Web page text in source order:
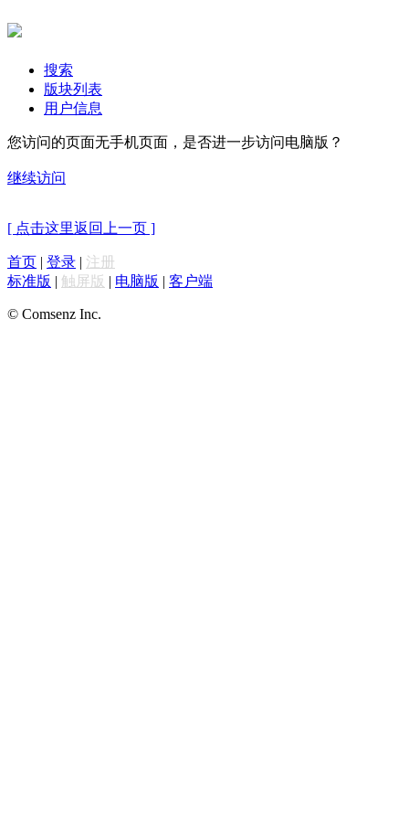
搜索
版块列表
用户信息
您访问的页面无手机页面，是否进一步访问电脑版？
继续访问
[ 点击这里返回上一页 ]
首页 | 登录 | 注册
标准版 | 触屏版 | 电脑版 | 客户端
© Comsenz Inc.